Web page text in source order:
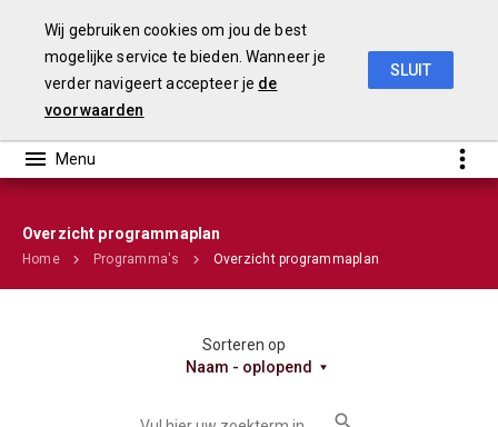
Overzicht programmaplan
Home Programma's Overzicht programmaplan
Sorteren op
Naam - oplopend
Wij gebruiken cookies om jou de best
mogelijke service te bieden. Wanneer je
verder navigeert accepteer je de
voorwaarden
SLUIT